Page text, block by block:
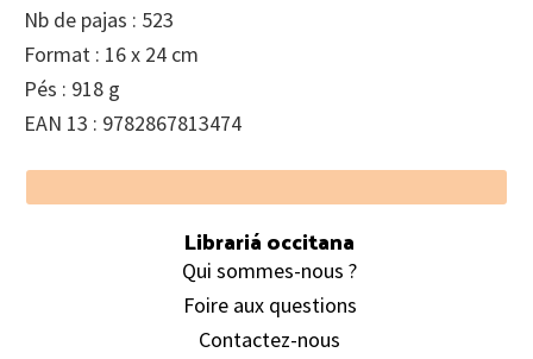
Nb de pajas : 523
Format : 16 x 24 cm
Pés : 918 g
EAN 13 : 9782867813474
Footer
Librariá occitana
Qui sommes-nous ?
Foire aux questions
Contactez-nous